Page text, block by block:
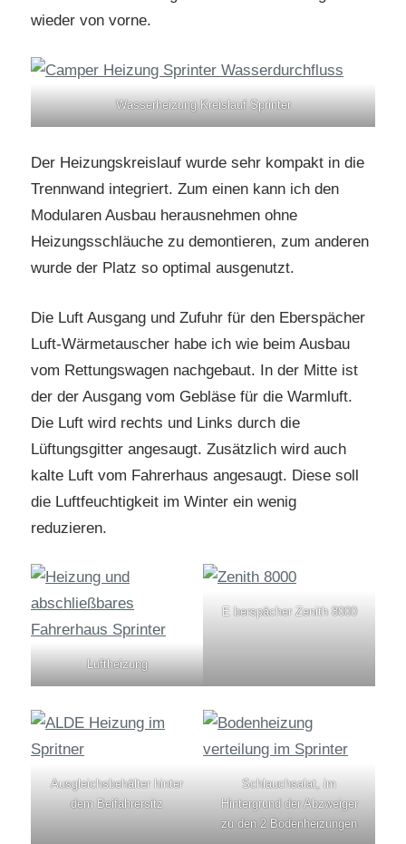
wieder von vorne.
Wasserheizung Kreislauf Sprinter
Der Heizungskreislauf wurde sehr kompakt in die
Trennwand integriert. Zum einen kann ich den
Modularen Ausbau herausnehmen ohne
Heizungsschläuche zu demontieren, zum anderen
wurde der Platz so optimal ausgenutzt.
Die Luft Ausgang und Zufuhr für den Eberspächer
Luft-Wärmetauscher habe ich wie beim Ausbau
vom Rettungswagen nachgebaut. In der Mitte ist
der der Ausgang vom Gebläse für die Warmluft.
Die Luft wird rechts und Links durch die
Lüftungsgitter angesaugt. Zusätzlich wird auch
kalte Luft vom Fahrerhaus angesaugt. Diese soll
die Luftfeuchtigkeit im Winter ein wenig
reduzieren.
Luftheizung
E berspächer Zenith 8000
Ausgleichsbehälter hinter
dem Beifahrersitz
Schlauchsalat, im
Hintergrund der Abzweiger
zu den 2 Bodenheizungen